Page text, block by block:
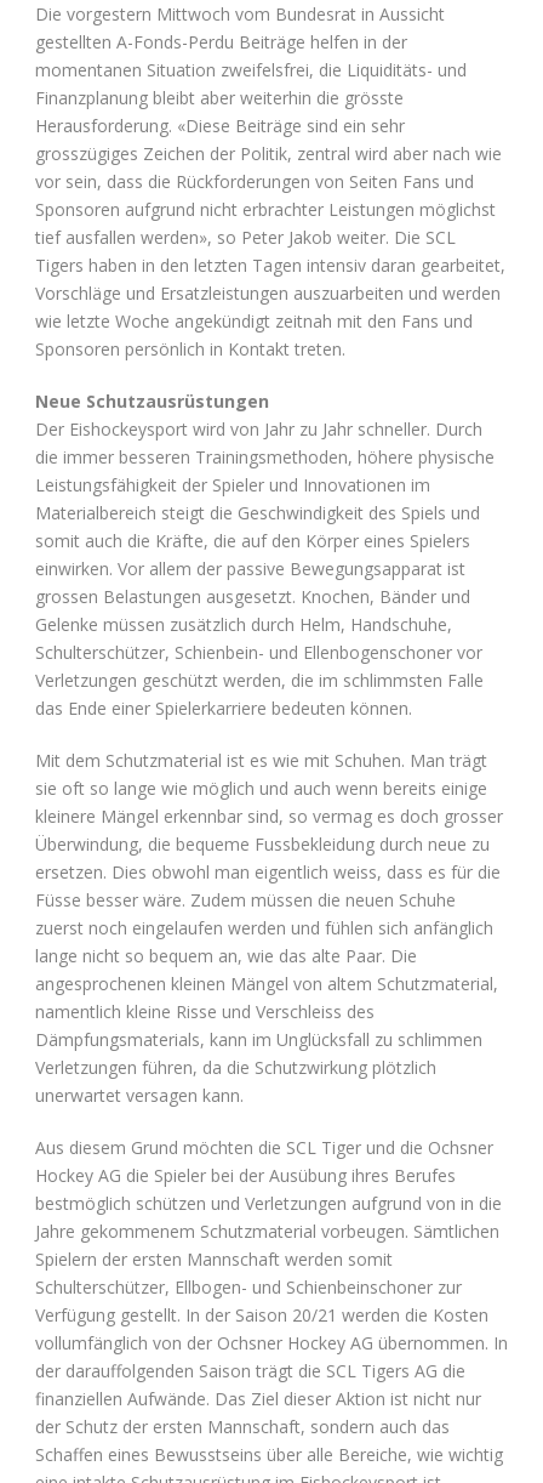
Die vorgestern Mittwoch vom Bundesrat in Aussicht
gestellten A-Fonds-Perdu Beiträge helfen in der
momentanen Situation zweifelsfrei, die Liquiditäts- und
Finanzplanung bleibt aber weiterhin die grösste
Herausforderung. «Diese Beiträge sind ein sehr
grosszügiges Zeichen der Politik, zentral wird aber nach wie
vor sein, dass die Rückforderungen von Seiten Fans und
Sponsoren aufgrund nicht erbrachter Leistungen möglichst
tief ausfallen werden», so Peter Jakob weiter. Die SCL
Tigers haben in den letzten Tagen intensiv daran gearbeitet,
Vorschläge und Ersatzleistungen auszuarbeiten und werden
wie letzte Woche angekündigt zeitnah mit den Fans und
Sponsoren persönlich in Kontakt treten.
Neue Schutzausrüstungen
Der Eishockeysport wird von Jahr zu Jahr schneller. Durch
die immer besseren Trainingsmethoden, höhere physische
Leistungsfähigkeit der Spieler und Innovationen im
Materialbereich steigt die Geschwindigkeit des Spiels und
somit auch die Kräfte, die auf den Körper eines Spielers
einwirken. Vor allem der passive Bewegungsapparat ist
grossen Belastungen ausgesetzt. Knochen, Bänder und
Gelenke müssen zusätzlich durch Helm, Handschuhe,
Schulterschützer, Schienbein- und Ellenbogenschoner vor
Verletzungen geschützt werden, die im schlimmsten Falle
das Ende einer Spielerkarriere bedeuten können.
Mit dem Schutzmaterial ist es wie mit Schuhen. Man trägt
sie oft so lange wie möglich und auch wenn bereits einige
kleinere Mängel erkennbar sind, so vermag es doch grosser
Überwindung, die bequeme Fussbekleidung durch neue zu
ersetzen. Dies obwohl man eigentlich weiss, dass es für die
Füsse besser wäre. Zudem müssen die neuen Schuhe
zuerst noch eingelaufen werden und fühlen sich anfänglich
lange nicht so bequem an, wie das alte Paar. Die
angesprochenen kleinen Mängel von altem Schutzmaterial,
namentlich kleine Risse und Verschleiss des
Dämpfungsmaterials, kann im Unglücksfall zu schlimmen
Verletzungen führen, da die Schutzwirkung plötzlich
unerwartet versagen kann.
Aus diesem Grund möchten die SCL Tiger und die Ochsner
Hockey AG die Spieler bei der Ausübung ihres Berufes
bestmöglich schützen und Verletzungen aufgrund von in die
Jahre gekommenem Schutzmaterial vorbeugen. Sämtlichen
Spielern der ersten Mannschaft werden somit
Schulterschützer, Ellbogen- und Schienbeinschoner zur
Verfügung gestellt. In der Saison 20/21 werden die Kosten
vollumfänglich von der Ochsner Hockey AG übernommen. In
der darauffolgenden Saison trägt die SCL Tigers AG die
finanziellen Aufwände. Das Ziel dieser Aktion ist nicht nur
der Schutz der ersten Mannschaft, sondern auch das
Schaffen eines Bewusstseins über alle Bereiche, wie wichtig